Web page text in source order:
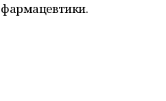
фармацевтики.